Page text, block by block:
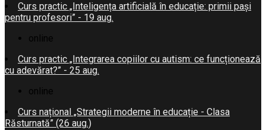
Curs practic „Inteligența artificială în educație: primii pași
pentru profesori” - 19 aug.
online
Curs practic „Integrarea copiilor cu autism: ce funcționează
cu adevărat?” - 25 aug.
online
Curs național „Strategii moderne în educație - Clasa
Răsturnată” (26 aug.)